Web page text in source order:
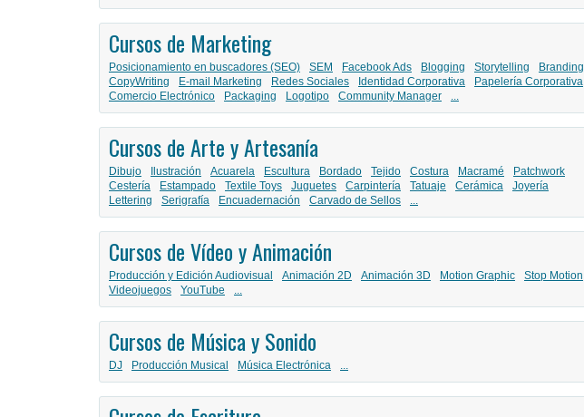
Cursos de Marketing
Posicionamiento en buscadores (SEO) SEM Facebook Ads Blogging Storytelling
Branding
CopyWriting
E-mail Marketing Redes Sociales Identidad Corporativa
Papelería Corporativa
Comercio Electrónico
Packaging Logotipo Community Manager ...
Cursos de Arte y Artesanía
Dibujo Ilustración Acuarela Escultura Bordado Tejido Costura Macramé
Patchwork
Cestería
Estampado Textile Toys Juguetes Carpintería Tatuaje Cerámica
Joyería
Lettering
Serigrafía Encuadernación Carvado de Sellos ...
Cursos de Vídeo y Animación
Producción y Edición Audiovisual Animación 2D Animación 3D Motion Graphic
Stop Motion
Videojuegos
YouTube ...
Cursos de Música y Sonido
DJ Producción Musical Música Electrónica ...